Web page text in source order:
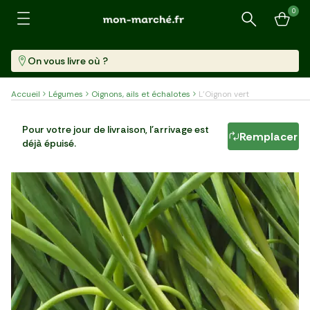
Recherche
0
On vous livre où ?
Accueil Légumes Oignons, ails et échalotes L'Oignon vert
Barquette (200 G)
Pour votre jour de livraison, l'arrivage est
déjà épuisé.
Remplacer